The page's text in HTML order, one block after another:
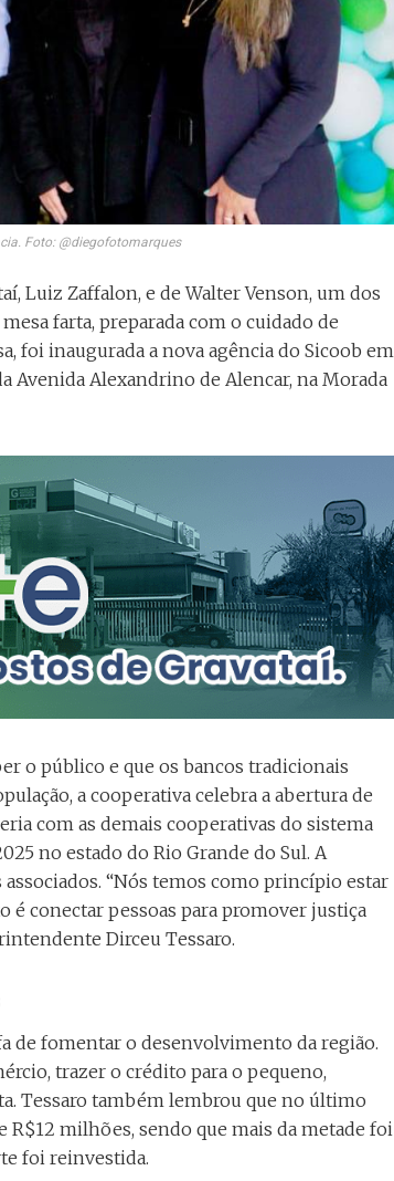
Foto: @diegofotomarques
Luiz Zaffalon, e de Walter Venson, um dos
farta, preparada com o cuidado de
foi inaugurada a nova agência do Sicoob em
Avenida Alexandrino de Alencar, na Morada
o público e que os bancos tradicionais
a cooperativa celebra a abertura de
com as demais cooperativas do sistema
no estado do Rio Grande do Sul. A
“Nós temos como princípio estar
é conectar pessoas para promover justiça
Dirceu Tessaro.
de fomentar o desenvolvimento da região.
trazer o crédito para o pequeno,
Tessaro também lembrou que no último
R$12 milhões, sendo que mais da metade foi
foi reinvestida.